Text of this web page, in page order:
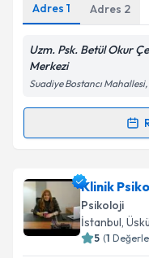
Kişisel
Metni'ni
kapsamda
Adres 1 Adres 2
Uzm. Psk. Betül Okur
Merkezi
Suadiye Bostancı
Randevu
Uzm. Psk. Betül
talebi oluşturun.
için bir takvim
bilgilendireceğiz.
Klinik
Psikoloji
İstanbul,
5 (1